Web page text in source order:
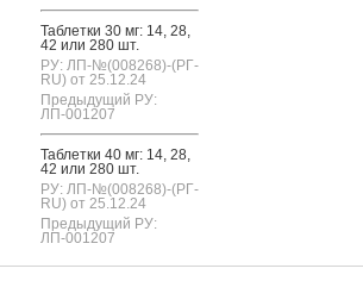
Таб­летки 30 мг: 14, 28,
42 или 280 шт.
РУ: ЛП-№(008268)-(РГ-
RU) от 25.12.24
Предыдущий РУ:
ЛП-001207
Таб­летки 40 мг: 14, 28,
42 или 280 шт.
РУ: ЛП-№(008268)-(РГ-
RU) от 25.12.24
Предыдущий РУ:
ЛП-001207